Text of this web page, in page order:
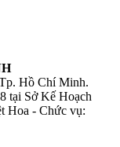
Hồ Chí Minh.
tại Sở Kế Hoạch
Hoa - Chức vụ: